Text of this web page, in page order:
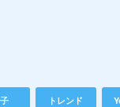
トレンド